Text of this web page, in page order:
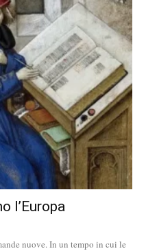
l’Europa
nuove. In un tempo in cui le